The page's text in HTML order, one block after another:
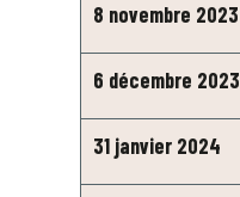
8 novembre 2023
6 décembre 2023
31 janvier 2024